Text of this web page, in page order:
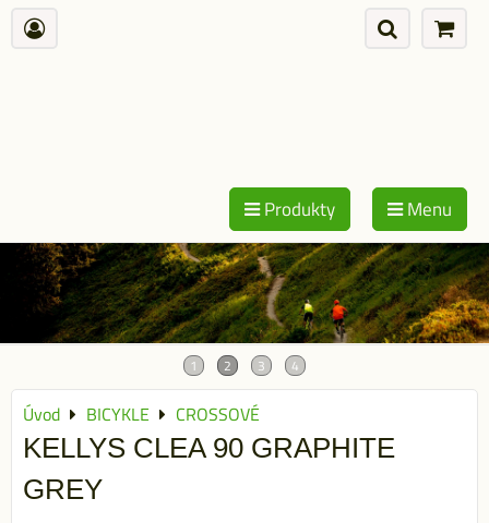
Produkty Menu
Úvod BICYKLE CROSSOVÉ
KELLYS CLEA 90 GRAPHITE
GREY